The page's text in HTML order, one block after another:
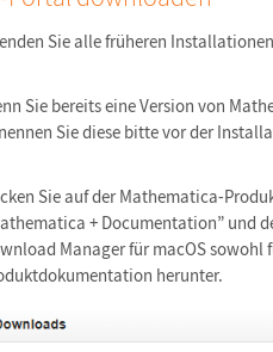
Sie alle früheren
Sie bereits eine Version von
Sie diese bitte vor der
Sie auf der Mathematica-
+ Documentation” und
Manager für macOS
herunter.